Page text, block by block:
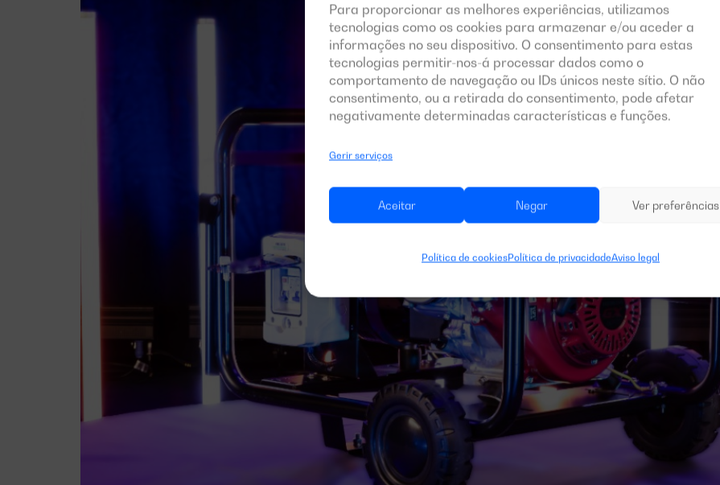
Para proporcionar as melhores experiências, utilizamos
tecnologias como os cookies para armazenar e/ou aceder a
informações no seu dispositivo. O consentimento para estas
tecnologias permitir-nos-á processar dados como o
comportamento de navegação ou IDs únicos neste sítio. O não
consentimento, ou a retirada do consentimento, pode afetar
negativamente determinadas características e funções.
Gerir serviços
Aceitar Negar Ver preferências
Política de cookiesPolítica de privacidadeAviso legal